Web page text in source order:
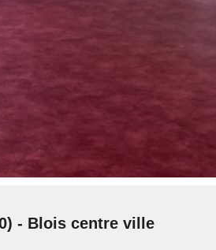
- Blois centre ville